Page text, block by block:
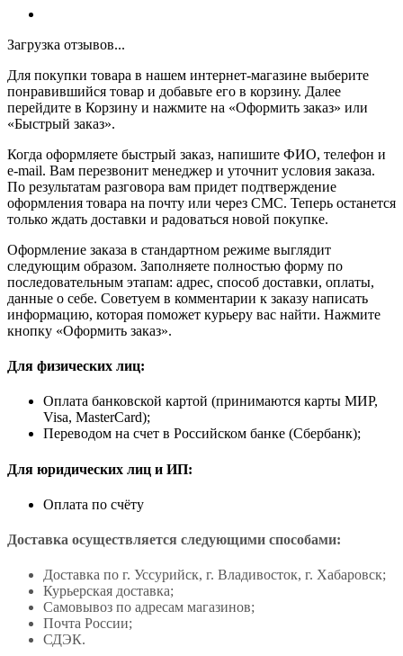
Загрузка отзывов...
Для покупки товара в нашем интернет-магазине выберите
понравившийся товар и добавьте его в корзину. Далее
перейдите в Корзину и нажмите на «Оформить заказ» или
«Быстрый заказ».
Когда оформляете быстрый заказ, напишите ФИО, телефон и
e-mail. Вам перезвонит менеджер и уточнит условия заказа.
По результатам разговора вам придет подтверждение
оформления товара на почту или через СМС. Теперь останется
только ждать доставки и радоваться новой покупке.
Оформление заказа в стандартном режиме выглядит
следующим образом. Заполняете полностью форму по
последовательным этапам: адрес, способ доставки, оплаты,
данные о себе. Советуем в комментарии к заказу написать
информацию, которая поможет курьеру вас найти. Нажмите
кнопку «Оформить заказ».
Для физических лиц:
Оплата банковской картой (принимаются карты МИР,
Visa, MasterCard);
Переводом на счет в Российском банке (Сбербанк);
Для юридических лиц и ИП:
Оплата по счёту
Доставка осуществляется следующими способами:
Доставка по г. Уссурийск, г. Владивосток, г. Хабаровск;
Курьерская доставка;
Самовывоз по адресам магазинов;
Почта России;
СДЭК.